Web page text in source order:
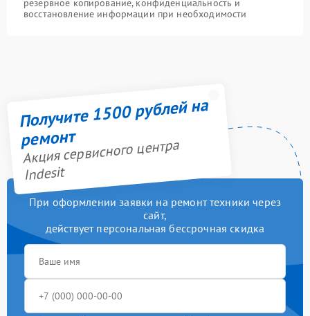
резервное копирование, конфиденциальность и
восстановление информации при необходимости
Получите 1500 рублей на
ремонт
Акция сервисного центра
Indesit
При оформлении заявки на ремонт техники через
сайт,
действует персональная бессрочная скидка